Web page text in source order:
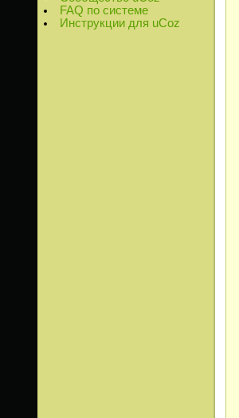
FAQ по системе
Инструкции для uCoz